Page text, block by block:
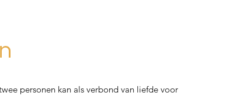
personen kan als verbond van liefde voor